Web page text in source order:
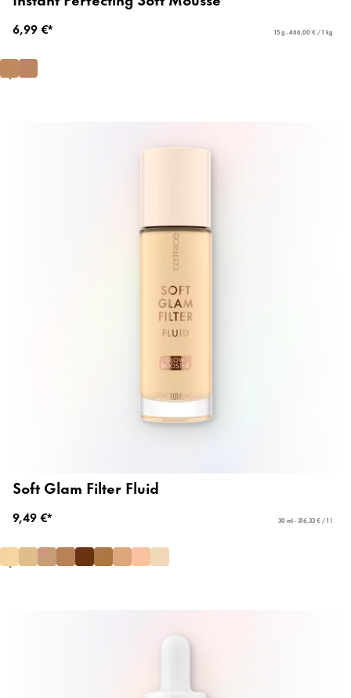
6,99 €* 15 g - 466,00 € / 1 kg
Soft Glam Filter Fluid
9,49 €* 30 ml - 316,33 € / 1 l